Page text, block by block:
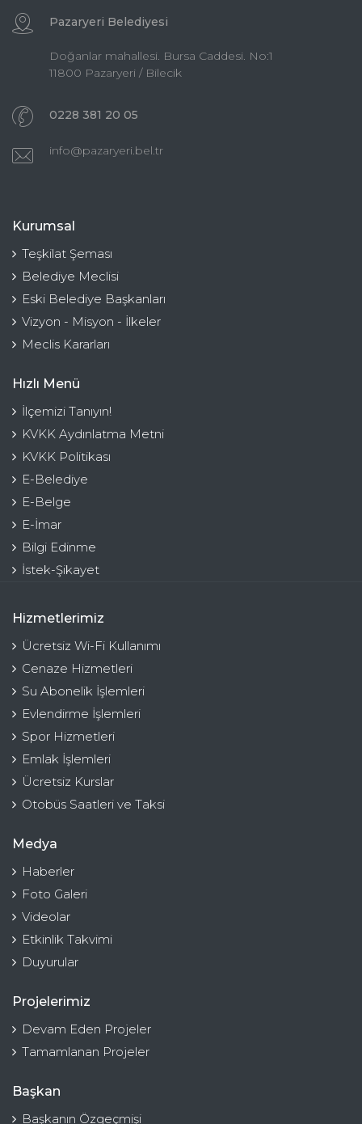
Pazaryeri Belediyesi
Doğanlar mahallesi. Bursa Caddesi. No:1
11800 Pazaryeri / Bilecik
0228 381 20 05
info@pazaryeri.bel.tr
Kurumsal
Teşkilat Şeması
Belediye Meclisi
Eski Belediye Başkanları
Vizyon - Misyon - İlkeler
Meclis Kararları
Hızlı Menü
İlçemizi Tanıyın!
KVKK Aydınlatma Metni
KVKK Politikası
E-Belediye
E-Belge
E-İmar
Bilgi Edinme
İstek-Şikayet
Hizmetlerimiz
Ücretsiz Wi-Fi Kullanımı
Cenaze Hizmetleri
Su Abonelik İşlemleri
Evlendirme İşlemleri
Spor Hizmetleri
Emlak İşlemleri
Ücretsiz Kurslar
Otobüs Saatleri ve Taksi
Medya
Haberler
Foto Galeri
Videolar
Etkinlik Takvimi
Duyurular
Projelerimiz
Devam Eden Projeler
Tamamlanan Projeler
Başkan
Başkanın Özgeçmişi